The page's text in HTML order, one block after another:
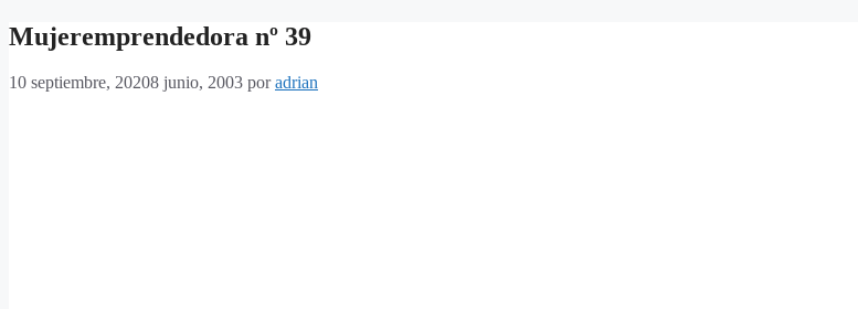
Mujeremprendedora nº 39
10 septiembre, 20208 junio, 2003 poradrian